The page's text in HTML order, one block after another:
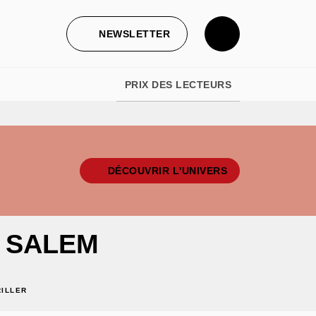
NEWSLETTER
PRIX DES LECTEURS
DÉCOUVRIR L'UNIVERS